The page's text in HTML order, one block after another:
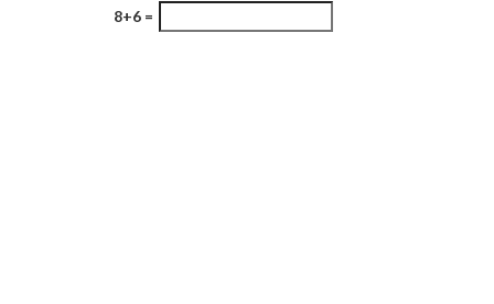
8+6 =